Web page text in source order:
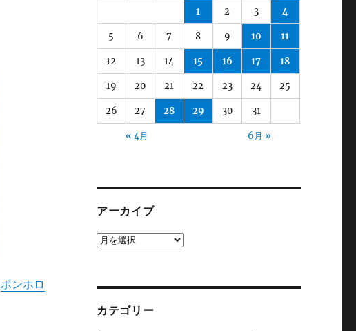
ポンホロ
1 2 3 4
5 6 7 8 9 10 11
12 13 14 15 16 17 18
19 20 21 22 23 24 25
26 27 28 29 30 31
« 4月 6月 »
アーカイブ
ア
カテゴリー